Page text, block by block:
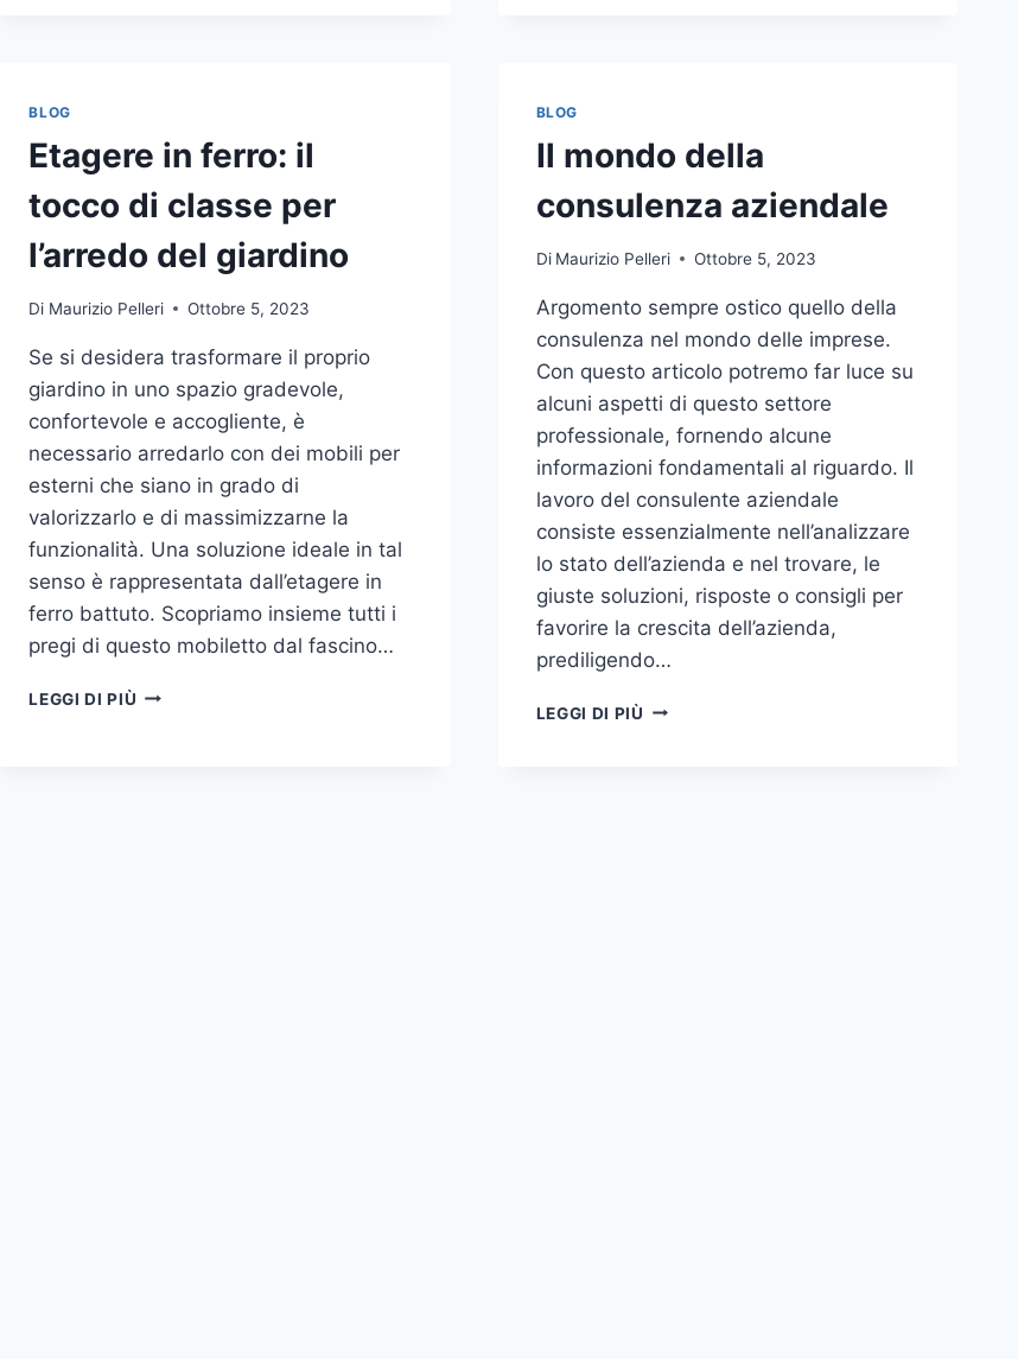
SCOMMESSE
ONLINE
BLOG
Etagere in ferro: il
tocco di classe per
l’arredo del giardino
Di Maurizio Pelleri Ottobre 5, 2023
Se si desidera trasformare il proprio
giardino in uno spazio gradevole,
confortevole e accogliente, è
necessario arredarlo con dei mobili per
esterni che siano in grado di
valorizzarlo e di massimizzarne la
funzionalità. Una soluzione ideale in tal
senso è rappresentata dall’etagere in
ferro battuto. Scopriamo insieme tutti i
pregi di questo mobiletto dal fascino…
LEGGI DI PIÙ ETAGERE
BLOG
Il mondo della
consulenza aziendale
Di Maurizio Pelleri Ottobre 5, 2023
Argomento sempre ostico quello della
consulenza nel mondo delle imprese.
Con questo articolo potremo far luce su
alcuni aspetti di questo settore
professionale, fornendo alcune
informazioni fondamentali al riguardo. Il
lavoro del consulente aziendale
consiste essenzialmente nell’analizzare
lo stato dell’azienda e nel trovare, le
giuste soluzioni, risposte o consigli per
favorire la crescita dell’azienda,
prediligendo…
LEGGI DI PIÙ IL